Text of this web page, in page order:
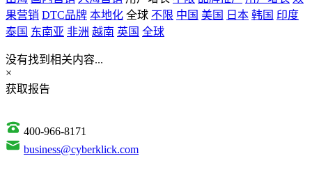
果营销 DTC品牌 本地化 全球 不限 中国 美国 日本 韩国 印度
泰国 东南亚 非洲 越南 英国 全球
没有找到相关内容...
×
获取报告
400-966-8171
business@cyberklick.com